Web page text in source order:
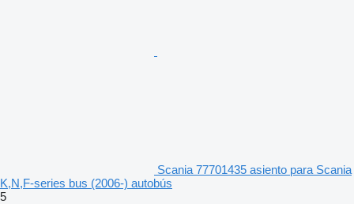
Scania 77701435 asiento para Scania
K,N,F-series bus (2006-) autobús
5